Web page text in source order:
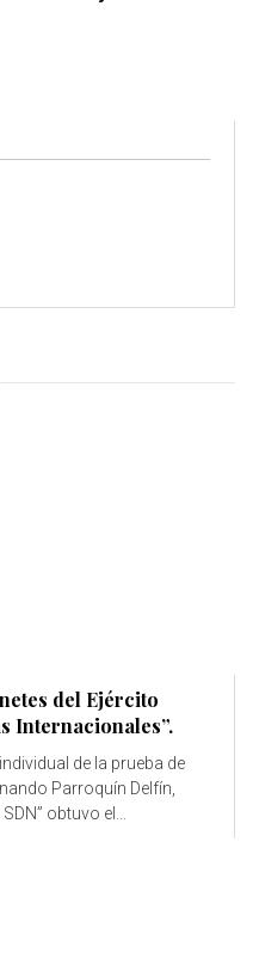
del Ejército
Internacionales”.
de la prueba de
Parroquín Delfín,
obtuvo el...